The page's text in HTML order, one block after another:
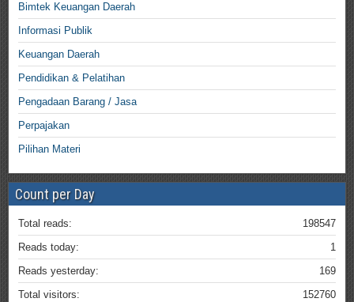
Bimtek Keuangan Daerah
Informasi Publik
Keuangan Daerah
Pendidikan & Pelatihan
Pengadaan Barang / Jasa
Perpajakan
Pilihan Materi
Count per Day
198547
Total reads:
1
Reads today:
169
Reads yesterday:
152760
Total visitors: